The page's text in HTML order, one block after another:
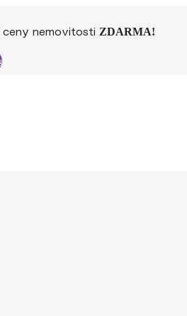
ceny nemovitosti ZDARMA!